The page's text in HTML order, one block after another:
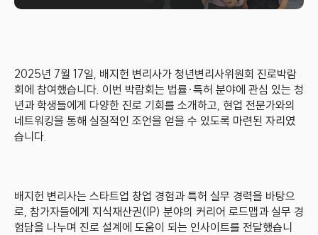
2025년 7월 17일, 배지헌 변리사가 청년변리사위원회 진로박람
회에 참여했습니다. 이번 박람회는 법률·특허 분야에 관심 있는 청
년과 학생들에게 다양한 진로 기회를 소개하고, 현업 전문가와의
네트워킹을 통해 실질적인 조언을 얻을 수 있도록 마련된 자리였
습니다.
배지헌 변리사는 스타트업 창업 경험과 특허 실무 경력을 바탕으
로, 참가자들에게 지식재산권(IP) 분야의 커리어 로드맵과 실무 경
험담을 나누며 진로 설계에 도움이 되는 인사이트를 전달했습니